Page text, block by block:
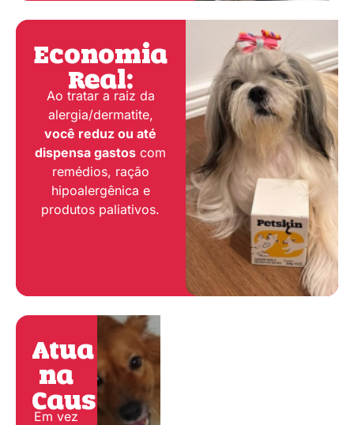
Economia
Real:
Ao tratar a raiz da
alergia/dermatite,
você reduz ou até
dispensa gastos com
remédios, ração
hipoalergênica e
produtos paliativos.
Atua
na
Causa:
Em vez